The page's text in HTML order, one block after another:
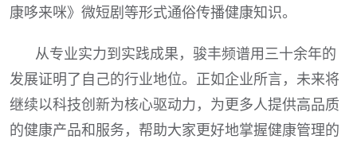
康哆来咪》微短剧等形式通俗传播健康知识。
从专业实力到实践成果，骏丰频谱用三十余年的
发展证明了自己的行业地位。正如企业所言，未来将
继续以科技创新为核心驱动力，为更多人提供高品质
的健康产品和服务，帮助大家更好地掌握健康管理的